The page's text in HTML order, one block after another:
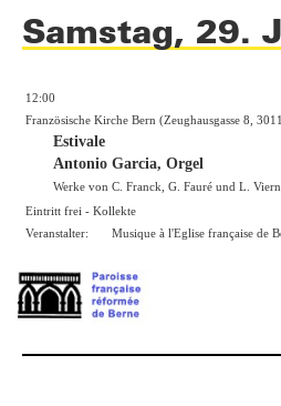
Samstag, 29.
12:00
Französische Kirche Bern (Zeughausgasse 8,
Estivale
Antonio Garcia, Orgel
Werke von C. Franck, G. Fauré und L.
Eintritt frei - Kollekte
Veranstalter:
Musique à l'Eglise française de